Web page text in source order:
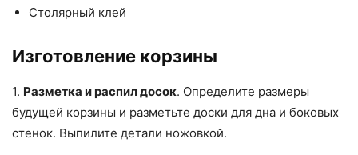
Столярный клей
Изготовление корзины
1. Разметка и распил досок. Определите размеры
будущей корзины и разметьте доски для дна и боковых
стенок. Выпилите детали ножовкой.